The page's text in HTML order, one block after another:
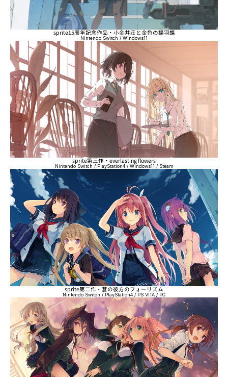
sprite15周年記念作品・小金井荘と金色の揚羽蝶
Nintendo Switch / Windows11
sprite第三作・everlasting flowers
Nintendo Switch / PlayStation4 / Windows11 / Steam
sprite第二作・蒼の彼方のフォーリズム
Nintendo Switch / PlayStation4 / PS VITA / PC